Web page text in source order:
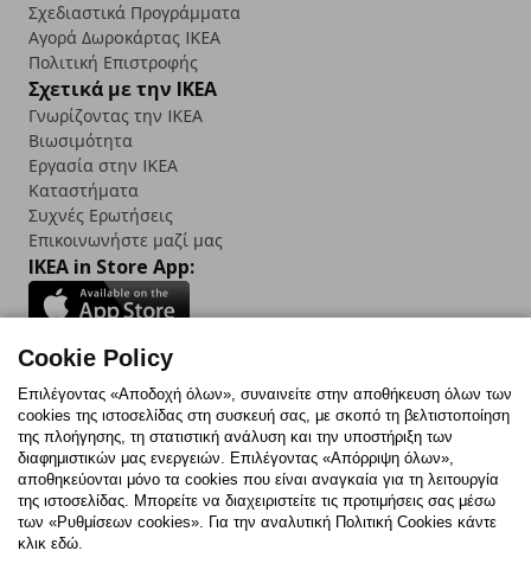
Σχεδιαστικά Προγράμματα
Αγορά Δωρoκάρτας IKEA
Πολιτική Επιστροφής
Σχετικά με την IKEA
Γνωρίζοντας την IKEA
Βιωσιμότητα
Εργασία στην IKEA
Καταστήματα
Συχνές Ερωτήσεις
Επικοινωνήστε μαζί μας
IKEA in Store App:
Follow us:
FacebookInstagram
TikTokYoutubePinterestTwitter
Cookie Policy
Επιλέγοντας «Αποδοχή όλων», συναινείτε στην αποθήκευση όλων των
cookies της ιστοσελίδας στη συσκευή σας, με σκοπό τη βελτιστοποίηση
της πλοήγησης, τη στατιστική ανάλυση και την υποστήριξη των
διαφημιστικών μας ενεργειών. Επιλέγοντας «Απόρριψη όλων»,
αποθηκεύονται μόνο τα cookies που είναι αναγκαία για τη λειτουργία
της ιστοσελίδας. Μπορείτε να διαχειριστείτε τις προτιμήσεις σας μέσω
των «Ρυθμίσεων cookies». Για την αναλυτική Πολιτική Cookies κάντε
κλικ εδώ.